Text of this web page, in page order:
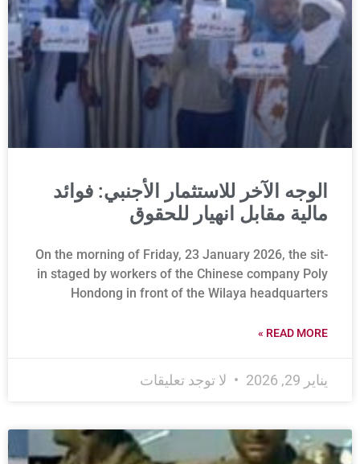
الوجه الآخر للاستثمار الأجنبي: فوائد
مالية مقابل انهيار للحقوق
On the morning of Friday, 23 January 2026, the sit-
in staged by workers of the Chinese company Poly
Hondong in front of the Wilaya headquarters
READ MORE »
يناير 29, 2026 لا توجد تعليقات